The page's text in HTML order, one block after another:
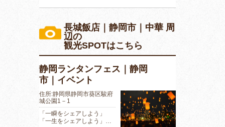
長城飯店｜静岡市｜中華 周
辺の
観光SPOTはこちら
静岡ランタンフェス｜静岡
市｜イベント
住所:静岡県静岡市葵区駿府
城公園1－1
「一瞬をシェアしよう」
「一生をシェアしよう」…